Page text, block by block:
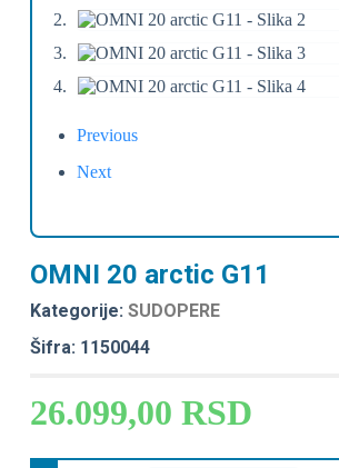
Previous
Next
OMNI 20 arctic G11
Kategorije: SUDOPERE
Šifra: 1150044
26.099,00 RSD